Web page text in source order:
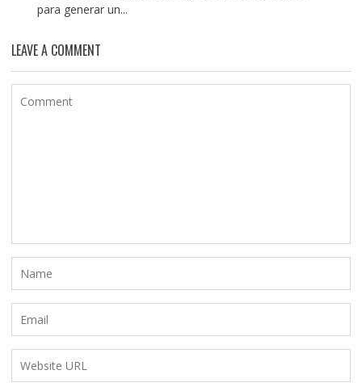
para generar un...
LEAVE A COMMENT